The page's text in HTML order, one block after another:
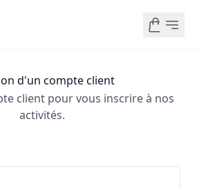
d'un compte client
client pour vous inscrire à nos
activités.